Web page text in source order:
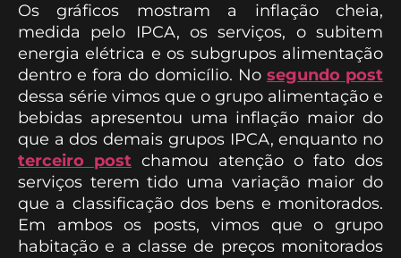
Os gráficos mostram a inflação cheia,
medida pelo IPCA, os serviços, o subitem
energia elétrica e os subgrupos alimentação
dentro e fora do domicílio. No segundo post
dessa série vimos que o grupo alimentação e
bebidas apresentou uma inflação maior do
que a dos demais grupos IPCA, enquanto no
terceiro post chamou atenção o fato dos
serviços terem tido uma variação maior do
que a classificação dos bens e monitorados.
Em ambos os posts, vimos que o grupo
habitação e a classe de preços monitorados